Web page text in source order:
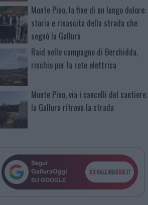
Monte Pino, la fine di un lungo dolore:
storia e rinascita della strada che
segnò la Gallura
Raid nelle campagne di Berchidda,
rischio per la rete elettrica
Monte Pino, via i cancelli del cantiere:
la Gallura ritrova la strada